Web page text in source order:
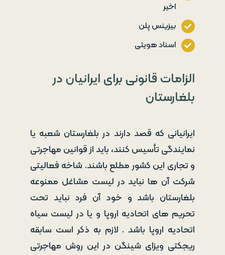
اخیر
بیزینس پلن
اسناد هویتی
الزامات قانونی برای ایرانیان در
بلغارستان
ایرانیانی که قصد دارند در بلغارستان شعبه یا
نمایندگی تأسیس کنند، باید از قوانین مهاجرتی
و تجاری این کشور مطلع باشند. شاخه فعالیتی
شرکت آن ها نباید در لیست مشاغل ممنوعه
بلغارستان باشد و خود آن فرد نباید تحت
تحریم های اتحادیه اروپا و یا در لیست سیاه
اتحادیه اروپا باشد . لازم به ذکر است سابقه
ریجکتی ویزای شینگن در این روش مهاجرتی